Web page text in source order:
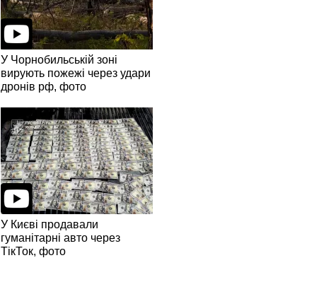
У Чорнобильській зоні
вирують пожежі через удари
дронів рф, фото
У Києві продавали
гуманітарні авто через
ТікТок, фото